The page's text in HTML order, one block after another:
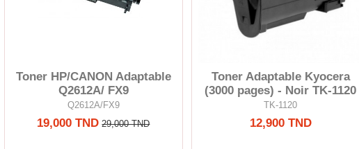
Toner HP/CANON Adaptable
Q2612A/ FX9
Q2612A/FX9
19,000 TND 29,000 TND
Toner Adaptable Kyocera
(3000 pages) - Noir TK-1120
TK-1120
12,900 TND